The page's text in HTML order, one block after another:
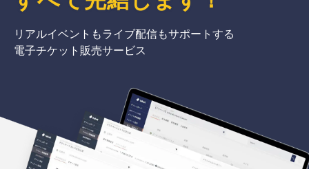
リアルイベントもライブ配信もサポートする
電子チケット販売サービス